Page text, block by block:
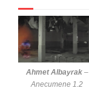
Ahmet Albayrak–
Anecumene 1.2